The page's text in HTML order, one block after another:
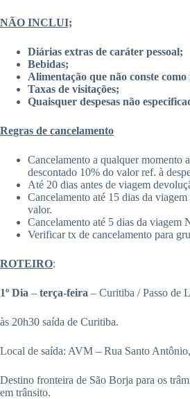
NÃO INCLUI;
Diárias extras de caráter pessoal;
Bebidas;
Alimentação que não conste como
Taxas de visitações;
Quaisquer despesas não
Regras de cancelamento
Cancelamento a qualquer momento
descontado 10% do valor ref. à
Até 20 dias antes de viagem
Cancelamento até 15 dias da
valor.
Cancelamento até 5 dias da viagem
Verificar tx de cancelamento para
ROTEIRO:
1º Dia – terça-feira – Curitiba / Passo de
às 20h30 saída de Curitiba.
Local de saída: AVM – Rua Santo
Destino fronteira de São Borja para os
em trânsito.